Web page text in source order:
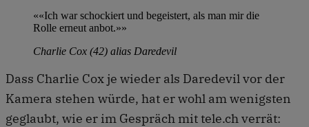
««Ich war schockiert und begeistert, als man mir die
Rolle erneut anbot.»»
Charlie Cox (42) alias Daredevil
Dass Charlie Cox je wieder als Daredevil vor der
Kamera stehen würde, hat er wohl am wenigsten
geglaubt, wie er im Gespräch mit tele.ch verrät: